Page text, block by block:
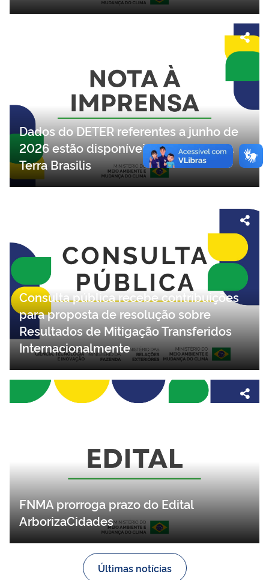
Dados do DETER referentes a junho de
2026 estão disponíveis na plataforma
Terra Brasilis
Consulta pública recebe contribuições
para proposta de resolução sobre
Resultados de Mitigação Transferidos
Internacionalmente
FNMA prorroga prazo do Edital
ArborizaCidades
Últimas notícias